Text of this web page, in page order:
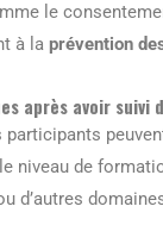
le
à la prévention
avoir suivi
niveau de
d’autres